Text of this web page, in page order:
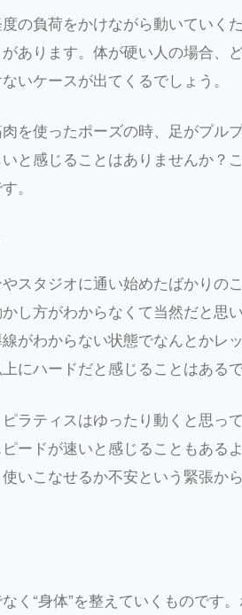
の負荷をかけながら動いていく
あります。体が硬い人の場合、
いケースが出てくるでしょう。
を使ったポーズの時、足がプル
と感じることはありませんか？
。
スタジオに通い始めたばかりの
し方がわからなくて当然だと思
がわからない状態でなんとかレ
にハードだと感じることはあるで
ラティスはゆったり動くと思っ
ードが速いと感じることもある
いこなせるか不安という緊張か
く“身体”を整えていくものです